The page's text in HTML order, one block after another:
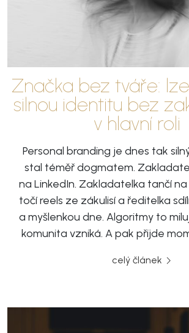
Značka bez tváře:
silnou identitu bez
v hlavní roli
Personal branding je dnes tak
stal téměř dogmatem.
na LinkedIn. Zakladatelka tančí na
točí reels ze zákulisí a ředitelka
a myšlenkou dne. Algoritmy to
komunita vzniká. A pak přijde
celý článek